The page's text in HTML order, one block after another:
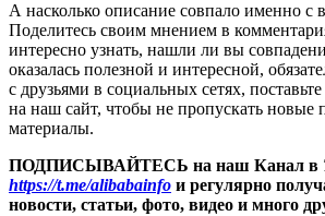
А насколько описание совпало именно с
Поделитесь своим мнением в
интересно узнать, нашли ли вы
оказалась полезной и интересной,
с друзьями в социальных сетях,
на наш сайт, чтобы не пропускать новые
материалы.
ПОДПИСЫВАЙТЕСЬ на наш Канал в
https://t.me/alibabainfo и регулярно
новости, статьи, фото, видео и много